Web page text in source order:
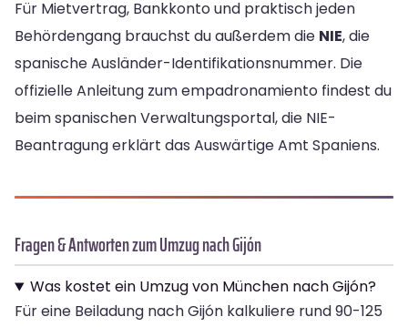
Für Mietvertrag, Bankkonto und praktisch jeden
Behördengang brauchst du außerdem die NIE, die
spanische Ausländer-Identifikationsnummer. Die
offizielle Anleitung zum empadronamiento findest du
beim spanischen Verwaltungsportal, die NIE-
Beantragung erklärt das Auswärtige Amt Spaniens.
Fragen & Antworten zum Umzug nach Gijón
Was kostet ein Umzug von München nach Gijón?
Für eine Beiladung nach Gijón kalkuliere rund 90-125